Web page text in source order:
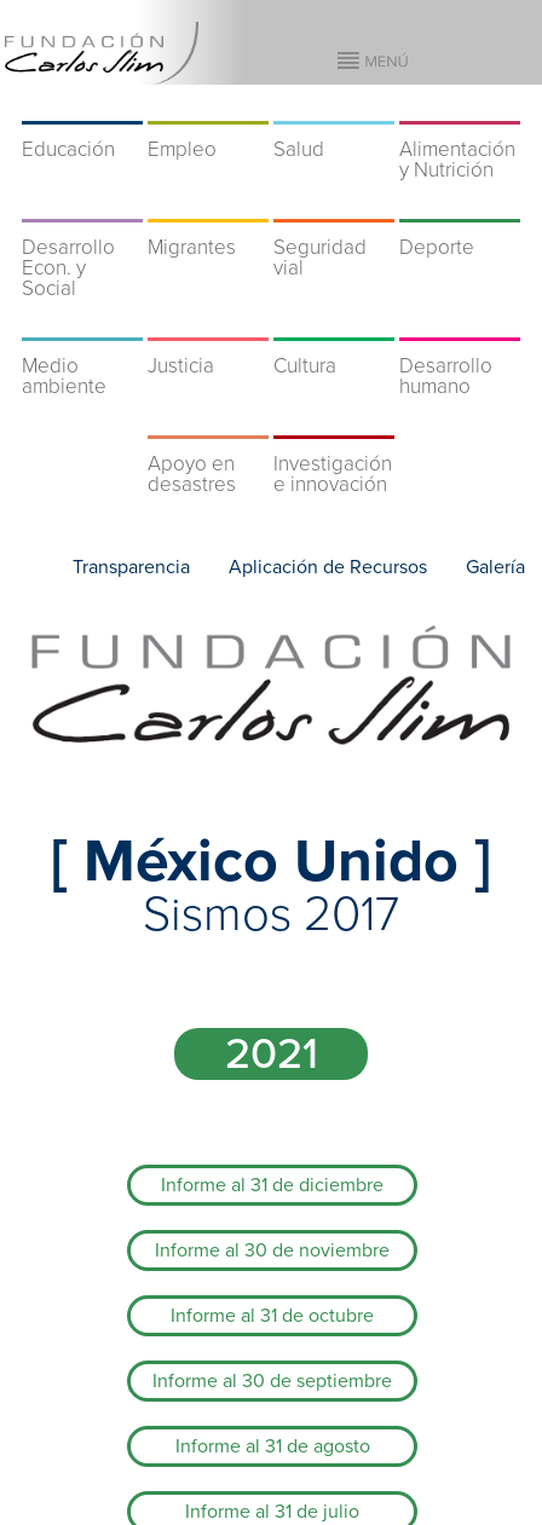
Educación Empleo Salud
Alimentación
y Nutrición
Desarrollo
Econ. y
Social
Migrantes
Seguridad
vial
Deporte
Medio
ambiente
Justicia Cultura
Desarrollo
humano
Apoyo en
desastres
Investigación
e innovación
Transparencia Aplicación de Recursos Galería
[ México Unido ]
Sismos 2017
2021
Informe al 31 de diciembre
Informe al 30 de noviembre
Informe al 31 de octubre
Informe al 30 de septiembre
Informe al 31 de agosto
Informe al 31 de julio